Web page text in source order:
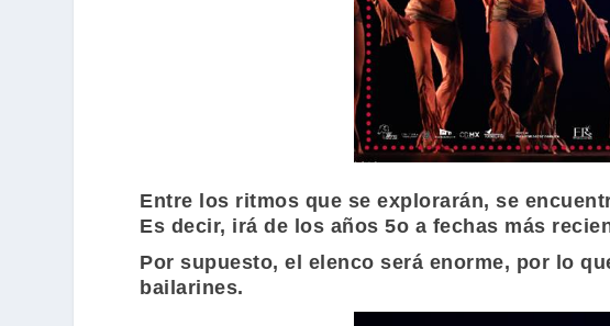
Entre los ritmos que se explorarán, se
Es decir, irá de los años 5o a fechas más
Por supuesto, el elenco será enorme, por lo
bailarines.